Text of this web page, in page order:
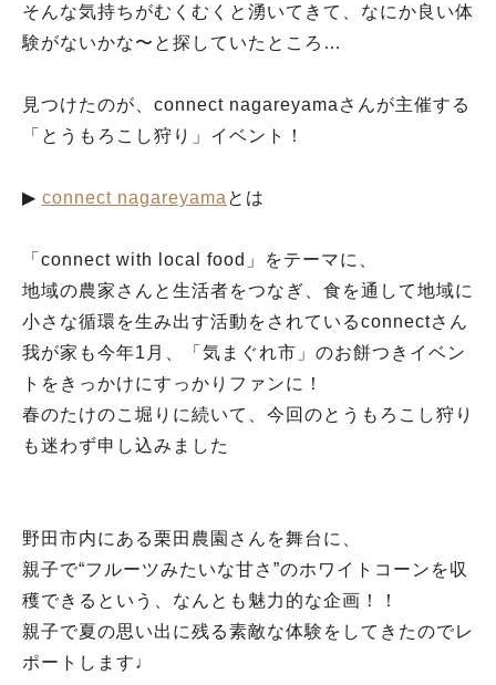
そんな気持ちがむくむくと湧いてきて、なにか良い体
験がないかな〜と探していたところ…
見つけたのが、connect nagareyamaさんが主催する
「とうもろこし狩り」イベント！
▶︎ connect nagareyama とは
「connect with local food」をテーマに、
地域の農家さんと生活者をつなぎ、食を通して地域に
小さな循環を生み出す活動をされているconnectさん
我が家も今年1月、「気まぐれ市」のお餅つきイベン
トをきっかけにすっかりファンに！
春のたけのこ堀りに続いて、今回のとうもろこし狩り
も迷わず申し込みました
野田市内にある栗田農園さんを舞台に、
親子で“フルーツみたいな甘さ”のホワイトコーンを収
穫できるという、なんとも魅力的な企画！！
親子で夏の思い出に残る素敵な体験をしてきたのでレ
ポートします♩